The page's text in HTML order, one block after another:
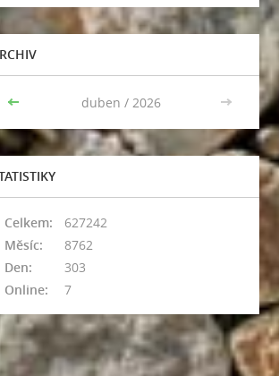
<< duben / 2026 >>
Online: 7
Celkem:
627242
Měsíc:
8762
Den:
303